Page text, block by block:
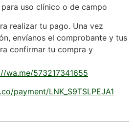
uso clínico o de campo
realizar tu pago. Una vez
envíanos el comprobante y tus
confirmar tu compra y
wa.me/573217341655
payment/LNK_S9TSLPEJA1